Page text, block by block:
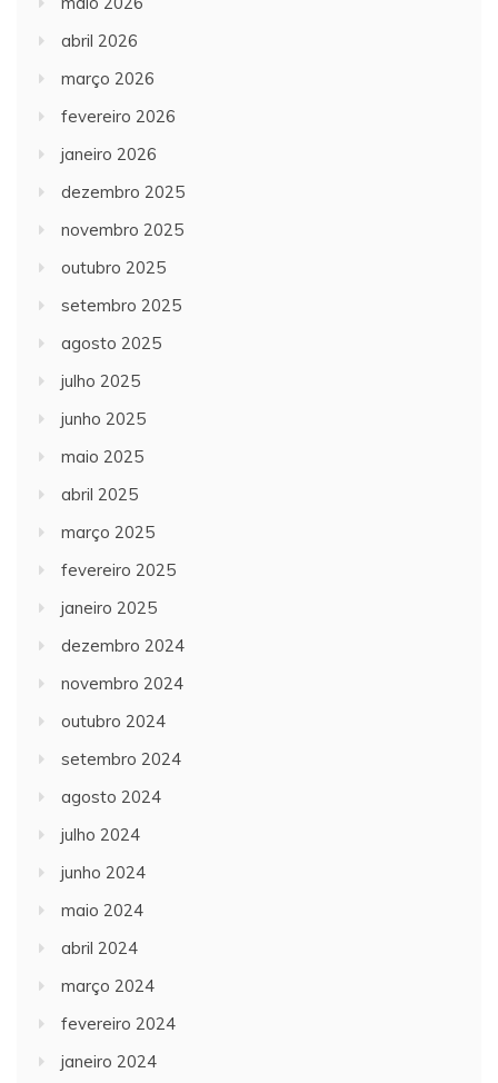
abril 2026
março 2026
fevereiro 2026
janeiro 2026
dezembro 2025
novembro 2025
outubro 2025
setembro 2025
agosto 2025
julho 2025
junho 2025
maio 2025
abril 2025
março 2025
fevereiro 2025
janeiro 2025
dezembro 2024
novembro 2024
outubro 2024
setembro 2024
agosto 2024
julho 2024
junho 2024
maio 2024
abril 2024
março 2024
fevereiro 2024
janeiro 2024